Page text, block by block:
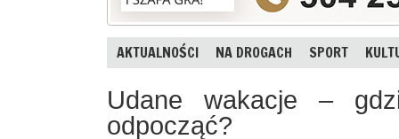
AKTUALNOŚCI NA DROGACH SPORT
Udane wakacje –
odpocząć?